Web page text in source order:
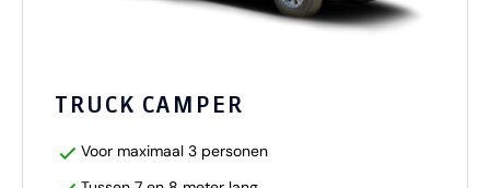
TRUCK CAMPER
Voor maximaal 3 personen